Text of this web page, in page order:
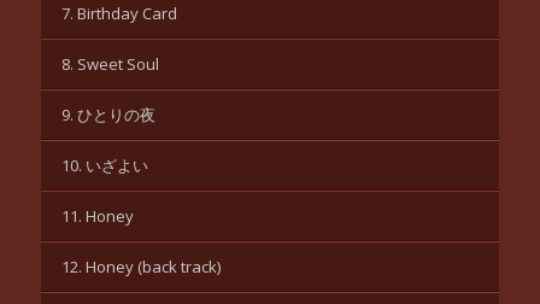
7. Birthday Card
8. Sweet Soul
9. ひとりの夜
10. いざよい
11. Honey
12. Honey (back track)